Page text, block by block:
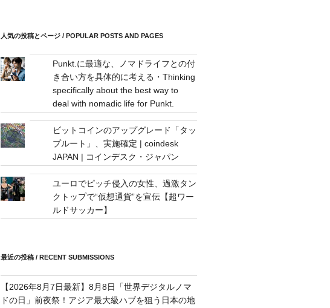
mail
人気の投稿とページ / POPULAR POSTS AND PAGES
Punkt.に最適な、ノマドライフとの付
き合い方を具体的に考える・Thinking
specifically about the best way to
deal with nomadic life for Punkt.
ビットコインのアップグレード「タッ
プルート」、実施確定 | coindesk
JAPAN | コインデスク・ジャパン
ユーロでピッチ侵入の女性、過激タン
クトップで“仮想通貨”を宣伝【超ワー
ルドサッカー】
最近の投稿 / RECENT SUBMISSIONS
【2026年8月7日最新】8月8日「世界デジタルノマ
ドの日」前夜祭！アジア最大級ハブを狙う日本の地